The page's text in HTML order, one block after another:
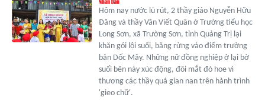
Hôm nay nước lũ rút, 2 thầy giáo Nguyễn Hữu
Đăng và thầy Văn Viết Quân ở Trường tiểu học
Long Sơn, xã Trường Sơn, tỉnh Quảng Trị lại
khăn gói lội suối, băng rừng vào điểm trường
bản Dốc Mây. Những nữ đồng nghiệp ở lại bờ
suối bên này xúc động, đôi mắt đỏ hoe vì
thương các thầy quá gian nan trên hành trình
'gieo chữ'.